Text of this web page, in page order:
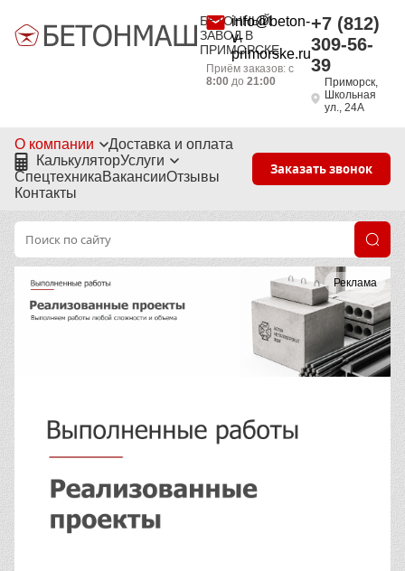
БЕТОННЫЙ
ЗАВОД В
ПРИМОРСКЕ
info@beton-
v-
primorske.ru
Приём заказов: с
8:00 до21:00
+7 (812)
309-56-
39
Приморск,
Школьная
ул., 24А
О компании
Доставка и оплата
КалькуляторУслуги
СпецтехникаВакансииОтзывы
Контакты
Заказать звонок
Реклама